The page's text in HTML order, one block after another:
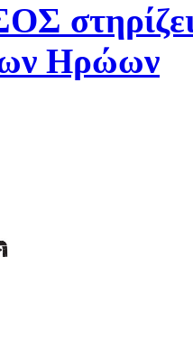
Ηρώων